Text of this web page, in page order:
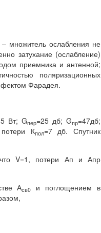
множитель ослабления не
затухание (ослабление)
приемника и антенной;
поляризационных
Фарадея.
Вт; Gпер=25 дб; Gпр=47дб;
Кпол=7 дб. Спутник
V=1, потери Ап и Апр
Асв0
и поглощением в